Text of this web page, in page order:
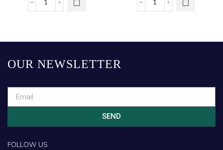
OUR NEWSLETTER
SEND
FOLLOW US